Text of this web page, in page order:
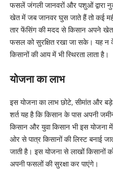
फसलें जंगली जानवरों और पशुओं द्वारा
खेत में जब जानवर घुस जाते हैं तो कई
तार फेंसिंग की मदद से किसान अपने
फसल को सुरक्षित रखा जा सके। यह न
किसानों की आय में भी स्थिरता लाता है।
योजना का लाभ
इस योजना का लाभ छोटे, सीमांत और
शर्त यह है कि किसान के पास अपनी
किसान और युवा किसान भी इस योजना
ओर से पात्र किसानों की लिस्ट बनाई
जाती है। इस योजना से लाखों किसानों
अपनी फसलों की सुरक्षा कर पाएंगे।